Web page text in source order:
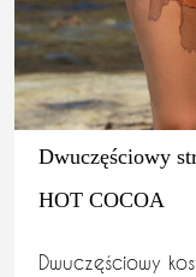
Dwuczęściowy
HOT COCOA
Dwuczęściowy